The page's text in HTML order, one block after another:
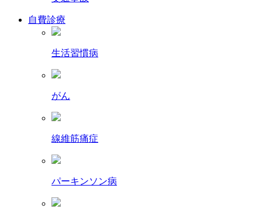
自費診療
生活習慣病
がん
線維筋痛症
パーキンソン病